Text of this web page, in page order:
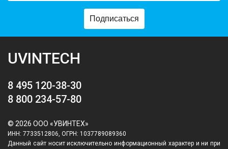
Подписаться
UVINTECH
8 495 120-38-30
8 800 234-57-80
© 2026 ООО «УВИНТЕХ»
ИНН: 7733512806, ОГРН: 1037789089360
Данный сайт носит исключительно информационный характер и ни при